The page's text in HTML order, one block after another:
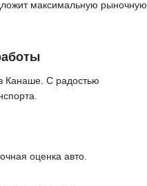
максимальную рыночную
Канаше. С радостью
оценка авто.